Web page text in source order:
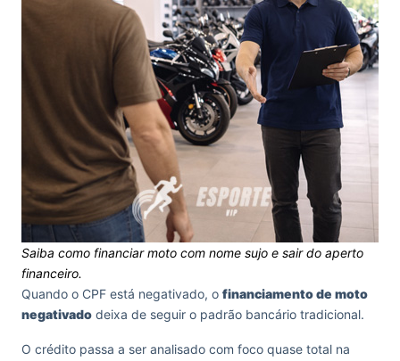
Saiba como financiar moto com nome sujo e sair do aperto
financeiro.
Quando o CPF está negativado, o financiamento de moto
negativado deixa de seguir o padrão bancário tradicional.
O crédito passa a ser analisado com foco quase total na